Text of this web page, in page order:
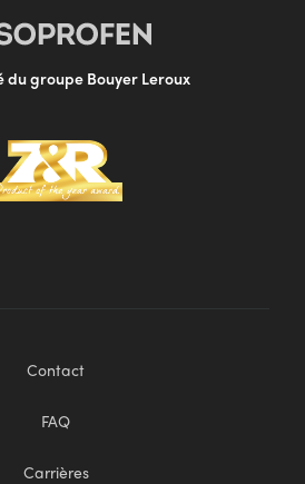
du groupe Bouyer Leroux
Contact
FAQ
Carrières